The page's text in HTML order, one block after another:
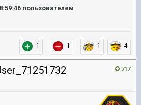
пользователем
1 1 1 4
717